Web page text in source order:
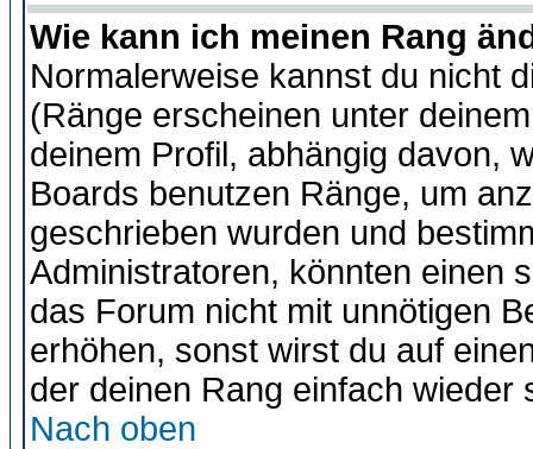
Wie kann ich meinen Rang
Normalerweise kannst du nicht
(Ränge erscheinen unter
deinem Profil, abhängig davon,
Boards benutzen Ränge, um
geschrieben wurden und
Administratoren, könnten einen
das Forum nicht mit unnötigen
erhöhen, sonst wirst du auf
der deinen Rang einfach wieder
Nach oben